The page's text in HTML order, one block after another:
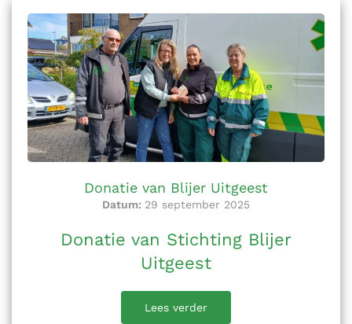
Donatie van Blijer Uitgeest
Datum: 29 september 2025
Donatie van Stichting Blijer
Uitgeest
Lees verder